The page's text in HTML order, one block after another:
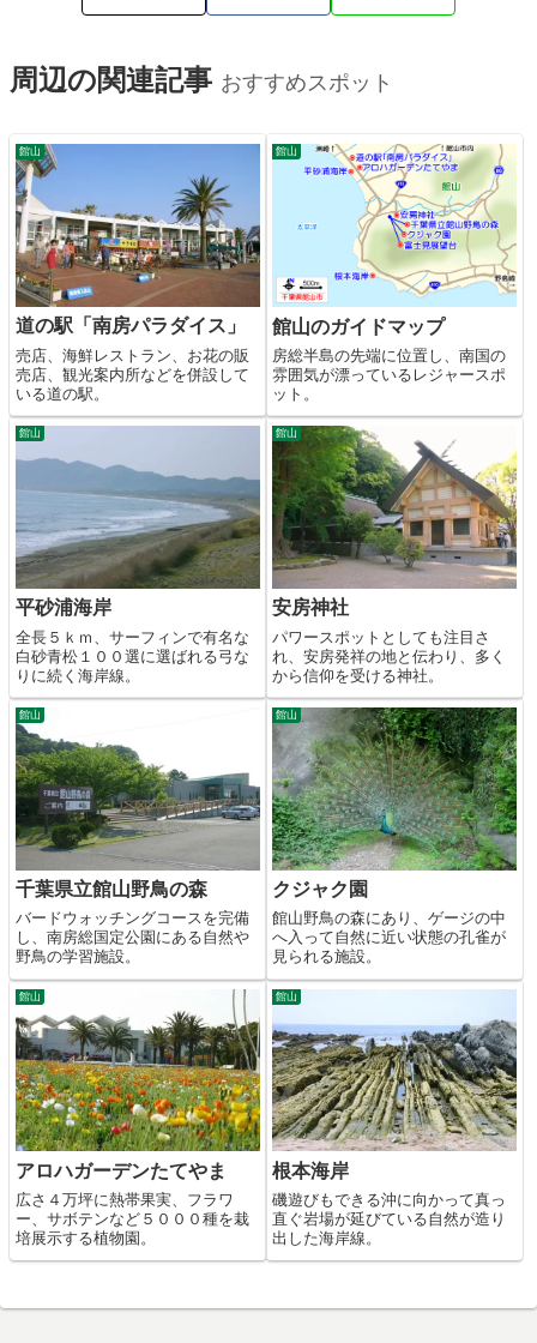
周辺の関連記事 おすすめスポット
館山
道の駅「南房パラダイス」
売店、海鮮レストラン、お花の販
売店、観光案内所などを併設して
いる道の駅。
館山
館山のガイドマップ
房総半島の先端に位置し、南国の
雰囲気が漂っているレジャースポ
ット。
館山
平砂浦海岸
全長５ｋｍ、サーフィンで有名な
白砂青松１００選に選ばれる弓な
りに続く海岸線。
館山
安房神社
パワースポットとしても注目さ
れ、安房発祥の地と伝わり、多く
から信仰を受ける神社。
館山
千葉県立館山野鳥の森
バードウォッチングコースを完備
し、南房総国定公園にある自然や
野鳥の学習施設。
館山
クジャク園
館山野鳥の森にあり、ゲージの中
へ入って自然に近い状態の孔雀が
見られる施設。
館山
アロハガーデンたてやま
広さ４万坪に熱帯果実、フラワ
ー、サボテンなど５０００種を栽
培展示する植物園。
館山
根本海岸
磯遊びもできる沖に向かって真っ
直ぐ岩場が延びている自然が造り
出した海岸線。